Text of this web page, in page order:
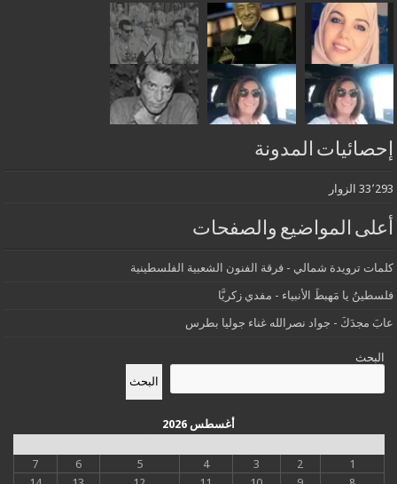
إحصائيات المدونة
33٬293 الزوار
أعلى المواضيع والصفحات
كلمات ترويدة شمالي - فرقة الفنون الشعبية الفلسطينية
فلسطينُ يا مَهبطَ الأنبياء - مفدي زكريَّا
عابَ مجدَكَ - جواد نصرالله غناء جوليا بطرس
البحث
البحث
أغسطس 2026
1
2
3
4
5
6
7